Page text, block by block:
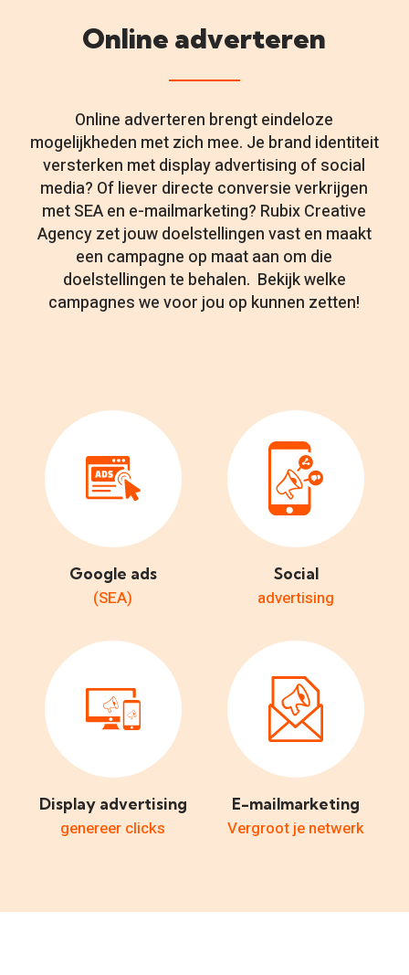
Online adverteren
Online adverteren brengt eindeloze
mogelijkheden met zich mee. Je brand identiteit
versterken met display advertising of social
media? Of liever directe conversie verkrijgen
met SEA en e-mailmarketing? Rubix Creative
Agency zet jouw doelstellingen vast en maakt
een campagne op maat aan om die
doelstellingen te behalen. Bekijk welke
campagnes we voor jou op kunnen zetten!
Google ads
(SEA)
Social
advertising
Display advertising
genereer clicks
E-mailmarketing
Vergroot je netwerk